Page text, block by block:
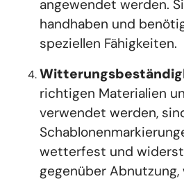
angewendet werden.
handhaben und
speziellen Fähigkeiten.
richtigen Materialien
verwendet werden,
wetterfest und
gegenüber